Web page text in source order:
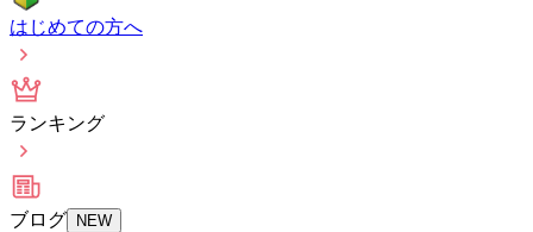
はじめての方へ
ランキング
ブログ NEW